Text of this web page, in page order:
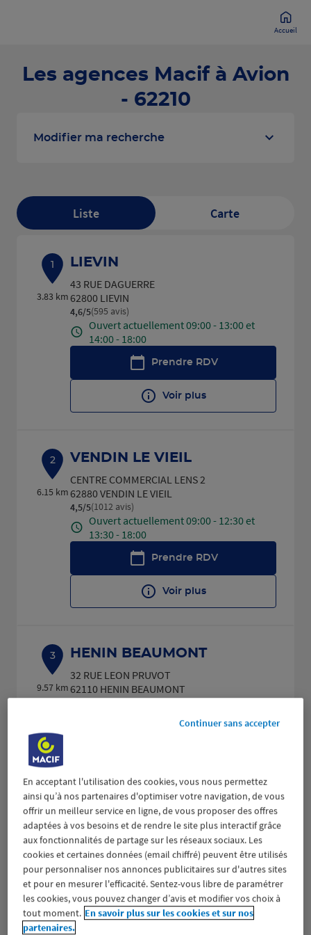
Accueil
Les agences Macif à Avion
- 62210
Modifier ma recherche
Liste Carte
1
3.83 km
LIEVIN
43 RUE DAGUERRE
62800 LIEVIN
4,6/5Note de 4.6 sur 5
(595 avis)
Ouvert actuellement 09:00 - 13:00 et
14:00 - 18:00
Prendre RDV
Voir plus
2
6.15 km
VENDIN LE VIEIL
CENTRE COMMERCIAL LENS 2
62880 VENDIN LE VIEIL
4,5/5Note de 4.5 sur 5
(1012 avis)
Ouvert actuellement 09:00 - 12:30 et
13:30 - 18:00
Prendre RDV
Voir plus
3
9.57 km
HENIN BEAUMONT
32 RUE LEON PRUVOT
62110 HENIN BEAUMONT
4,5/5Note de 4.5 sur 5
(508 avis)
Ouvert actuellement 09:00 - 12:00 et
Voir plus
4
13.08
km
ARRAS
116 AVENUE WINSTON CHURCHILL
62000 ARRAS
4,6/5Note de 4.6 sur 5
(485 avis)
Ouvert actuellement 09:00 - 13:00 et
En acceptant l'utilisation des cookies, vous nous permettez
ainsi qu’à nos partenaires d'optimiser votre navigation, de vous
offrir un meilleur service en ligne, de vous proposer des offres
adaptées à vos besoins et de rendre le site plus interactif grâce
aux fonctionnalités de partage sur les réseaux sociaux. Les
cookies et certaines données (email chiffré) peuvent être utilisés
pour personnaliser nos annonces publicitaires sur d'autres sites
et pour en mesurer l'efficacité. Sentez-vous libre de paramétrer
les cookies, vous pouvez changer d’avis et modifier vos choix à
tout moment. En savoir plus sur les cookies et sur nos
partenaires.
Continuer sans accepter